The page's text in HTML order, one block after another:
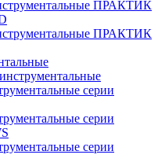
ПРАКТИК
ПРАКТИК
серии
серии
серии